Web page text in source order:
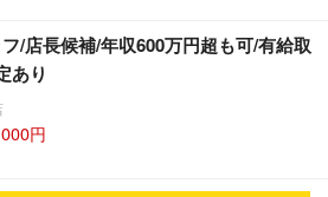
/店長候補/年収600万円超も可/有給取
あり
円